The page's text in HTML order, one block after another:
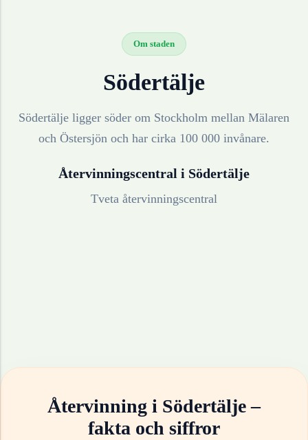
Om staden
Södertälje
Södertälje ligger söder om Stockholm mellan Mälaren
och Östersjön och har cirka 100 000 invånare.
Återvinningscentral i Södertälje
Tveta återvinningscentral
Återvinning i Södertälje–
fakta och siffror